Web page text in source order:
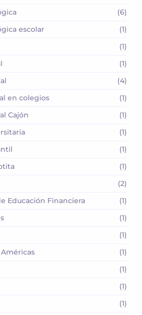
(6)
escolar
(1)
(1)
(1)
(4)
en colegios
(1)
Cajón
(1)
(1)
(1)
(1)
(2)
Educación Financiera
(1)
(1)
(1)
(1)
(1)
(1)
(1)